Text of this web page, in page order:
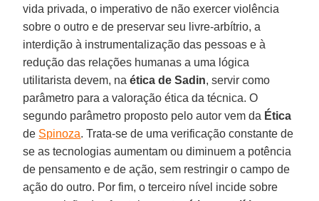
vida privada, o imperativo de não exercer violência
sobre o outro e de preservar seu livre-arbítrio, a
interdição à instrumentalização das pessoas e à
redução das relações humanas a uma lógica
utilitarista devem, naética de Sadin, servir como
parâmetro para a valoração ética da técnica. O
segundo parâmetro proposto pelo autor vem da Ética
de Spinoza. Trata-se de uma verificação constante de
se as tecnologias aumentam ou diminuem a potência
de pensamento e de ação, sem restringir o campo de
ação do outro. Por fim, o terceiro nível incide sobre